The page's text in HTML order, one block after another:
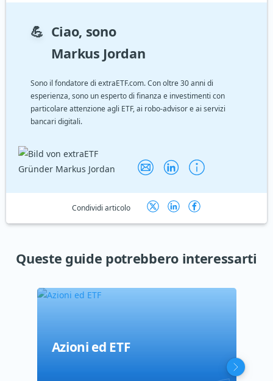
💪 Ciao, sono
Markus Jordan
Sono il fondatore di extraETF.com. Con oltre 30 anni di
esperienza, sono un esperto di finanza e investimenti con
particolare attenzione agli ETF, ai robo-advisor e ai servizi
bancari digitali.
Condividi articolo
Queste guide potrebbero interessarti
Azioni ed ETF